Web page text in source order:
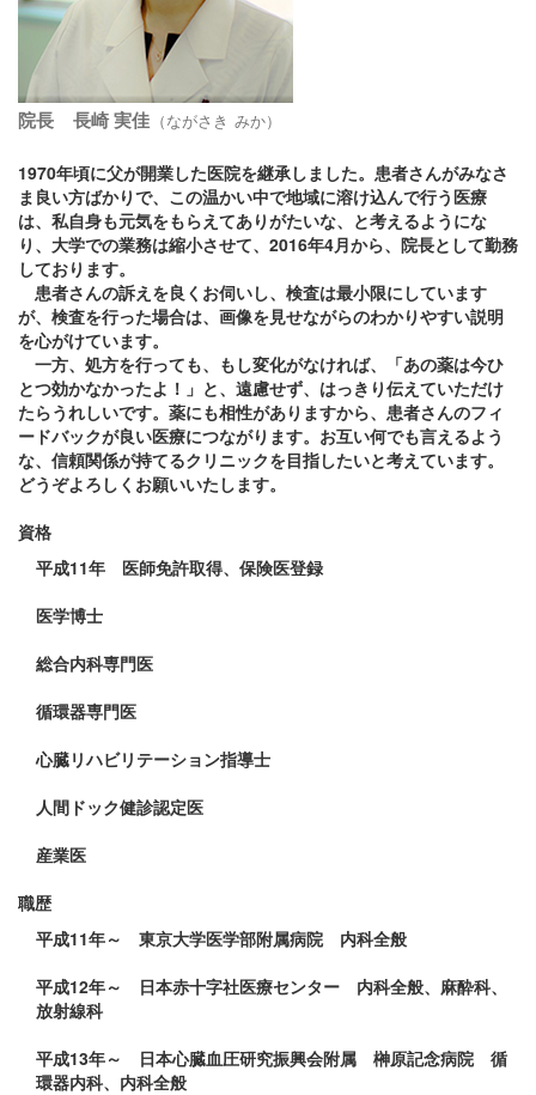
院長 長崎 実佳 （ながさき みか）
1970年頃に父が開業した医院を継承しました。患者さんがみなさ
ま良い方ばかりで、この温かい中で地域に溶け込んで行う医療
は、私自身も元気をもらえてありがたいな、と考えるようにな
り、大学での業務は縮小させて、2016年4月から、院長として勤務
しております。
患者さんの訴えを良くお伺いし、検査は最小限にしています
が、検査を行った場合は、画像を見せながらのわかりやすい説明
を心がけています。
一方、処方を行っても、もし変化がなければ、「あの薬は今ひ
とつ効かなかったよ！」と、遠慮せず、はっきり伝えていただけ
たらうれしいです。薬にも相性がありますから、患者さんのフィ
ードバックが良い医療につながります。お互い何でも言えるよう
な、信頼関係が持てるクリニックを目指したいと考えています。
どうぞよろしくお願いいたします。
資格
平成11年 医師免許取得、保険医登録
医学博士
総合内科専門医
循環器専門医
心臓リハビリテーション指導士
人間ドック健診認定医
産業医
職歴
平成11年～ 東京大学医学部附属病院 内科全般
平成12年～ 日本赤十字社医療センター 内科全般、麻酔科、
放射線科
平成13年～ 日本心臓血圧研究振興会附属 榊原記念病院 循
環器内科、内科全般